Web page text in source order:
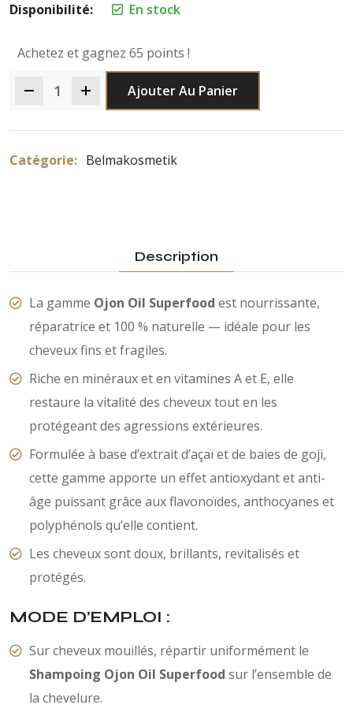
Disponibilité: En stock
Achetez et gagnez 65 points !
Ajouter Au Panier
Catégorie: Belmakosmetik
Description
La gamme Ojon Oil Superfood est nourrissante,
réparatrice et 100 % naturelle — idéale pour les
cheveux fins et fragiles.
Riche en minéraux et en vitamines A et E, elle
restaure la vitalité des cheveux tout en les
protégeant des agressions extérieures.
Formulée à base d’extrait d’açaï et de baies de goji,
cette gamme apporte un effet antioxydant et anti-
âge puissant grâce aux flavonoïdes, anthocyanes et
polyphénols qu’elle contient.
Les cheveux sont doux, brillants, revitalisés et
protégés.
MODE D’EMPLOI :
Sur cheveux mouillés, répartir uniformément le
Shampoing Ojon Oil Superfood sur l’ensemble de
la chevelure.